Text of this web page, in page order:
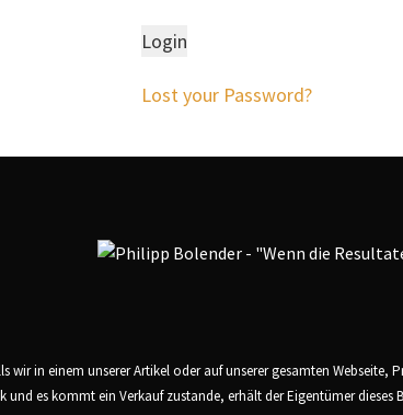
Lost your Password?
wir in einem unserer Artikel oder auf unserer gesamten
und es kommt ein Verkauf zustande, erhält der Eigentümer